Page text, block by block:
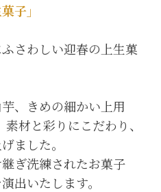
子」
さわしい迎春の上生菓
、きめの細かい上用
材と彩りにこだわり、
ました。
ぎ洗練されたお菓子
出いたします。